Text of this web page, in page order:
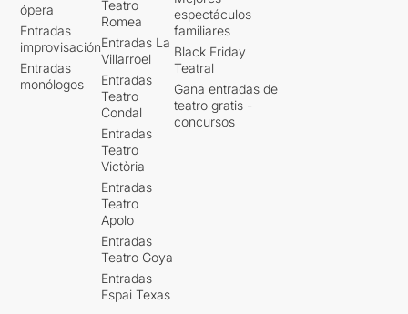
ópera
Entradas
improvisación
Entradas
monólogos
Teatro
Romea
Entradas La
Villarroel
Entradas
Teatro
Condal
Entradas
Teatro
Victòria
Entradas
Teatro
Apolo
Entradas
Teatro Goya
Entradas
Espai Texas
espectáculos
familiares
Black Friday
Teatral
Gana entradas de
teatro gratis -
concursos